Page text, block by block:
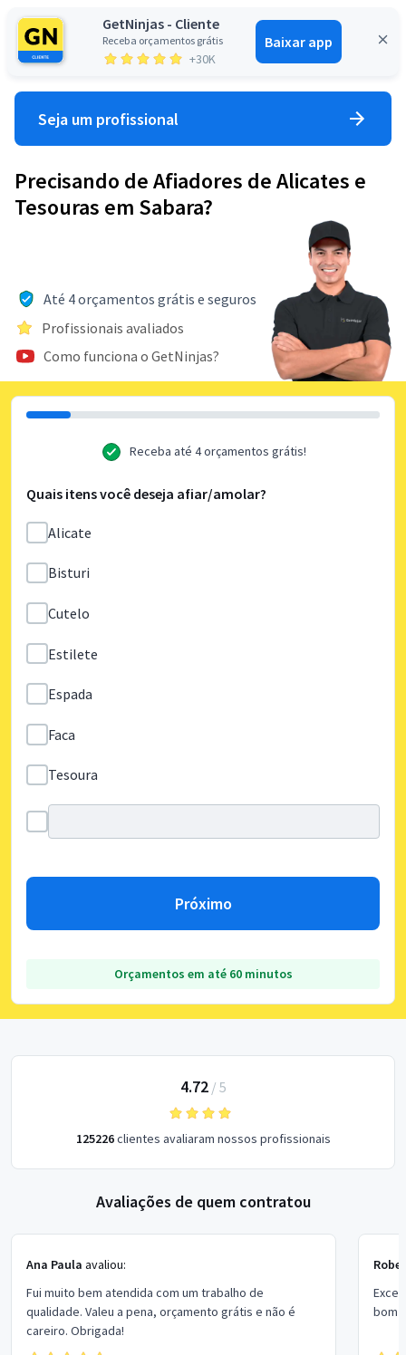
GetNinjas - Cliente
Receba orçamentos grátis
+30K
Baixar app
Entrar
Seja um profissional
Precisando de Afiadores de Alicates e
Tesouras em Sabara?
Até 4 orçamentos grátis e seguros
Profissionais avaliados
Como funciona o GetNinjas?
Receba até 4 orçamentos grátis!
Quais itens você deseja afiar/amolar?
Alicate
Bisturi
Cutelo
Estilete
Espada
Faca
Tesoura
Próximo
Orçamentos em até 60 minutos
4.72/ 5
125226clientes avaliaram nossos profissionais
Avaliações de quem contratou
Ana Paula avaliou:
Fui muito bem atendida com um trabalho de
qualidade. Valeu a pena, orçamento grátis e não é
careiro. Obrigada!
bom